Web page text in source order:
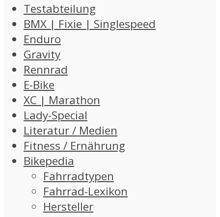
Testabteilung
BMX | Fixie | Singlespeed
Enduro
Gravity
Rennrad
E-Bike
XC | Marathon
Lady-Special
Literatur / Medien
Fitness / Ernährung
Bikepedia
Fahrradtypen
Fahrrad-Lexikon
Hersteller